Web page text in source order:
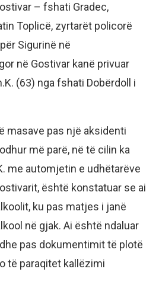
– fshati Gradec,
Toplicë, zyrtarët policorë
Sigurinë në
në Gostivar kanë privuar
(63) nga fshati Dobërdoll i
masave pas një aksidenti
më parë, në të cilin ka
me automjetin e udhëtarëve
është konstatuar se ai
ku pas matjes i janë
në gjak. Ai është ndaluar
pas dokumentimit të plotë
të paraqitet kallëzimi